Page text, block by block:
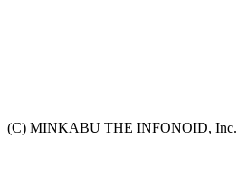
(C) MINKABU THE INFONOID, Inc.